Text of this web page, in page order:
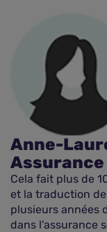
Anne-
Assurance
Cela fait plus de
et la traduction
plusieurs années
dans l’assurance